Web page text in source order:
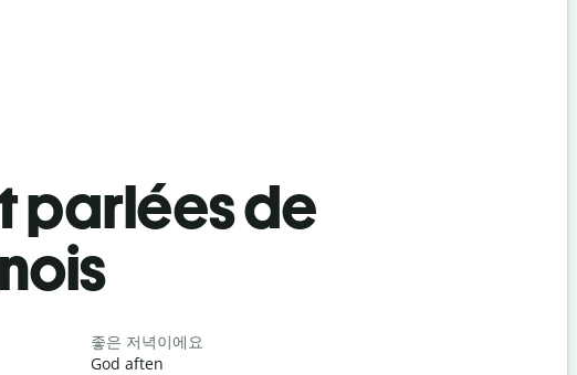
parlées de
좋은 저녁이에요
God aften